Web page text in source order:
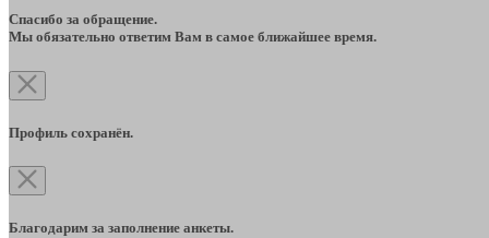
Спасибо за обращение.
Мы обязательно ответим Вам в самое ближайшее время.
Профиль сохранён.
Благодарим за заполнение анкеты.